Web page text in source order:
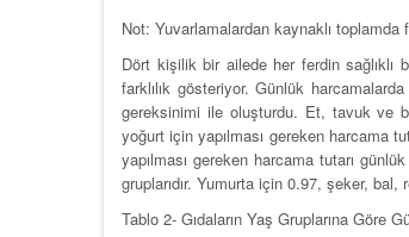
Not: Yuvarlamalardan kaynaklı toplamda
Dört kişilik bir ailede her ferdin sağlıklı
farklılık gösteriyor. Günlük
gereksinimi ile oluşturdu. Et, tavuk ve
yoğurt için yapılması gereken harcama
yapılması gereken harcama tutarı
gruplarıdır. Yumurta için 0.97, şeker,
Tablo 2- Gıdaların Yaş Gruplarına Göre